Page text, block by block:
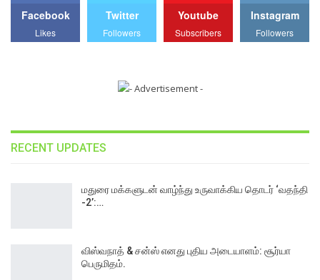
Facebook
Likes
Twitter
Followers
Youtube
Subscribers
Instagram
Followers
RECENT UPDATES
மதுரை மக்களுடன் வாழ்ந்து உருவாக்கிய தொடர் ‘வதந்தி
-2’:…
விஸ்வநாத் & சன்ஸ் எனது புதிய அடையாளம்: சூர்யா
பெருமிதம்.